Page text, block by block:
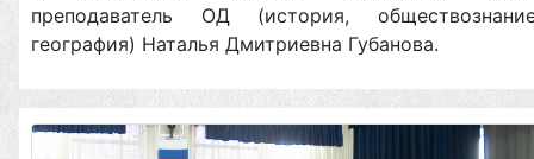
преподаватель ОД (история,
география) Наталья Дмитриевна Губанова.